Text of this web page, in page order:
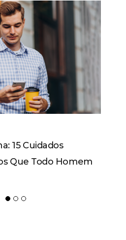
15 Cuidados
Que Todo Homem